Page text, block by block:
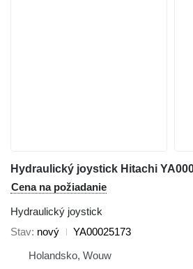
Cena na požiadanie
Hydraulický joystick
Stav nový
YA00025173
Holandsko, Wouw